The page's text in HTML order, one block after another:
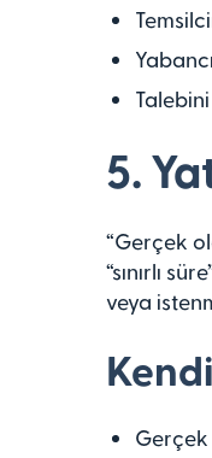
5.
“Gerçek
“sınırlı
veya
Gerçek